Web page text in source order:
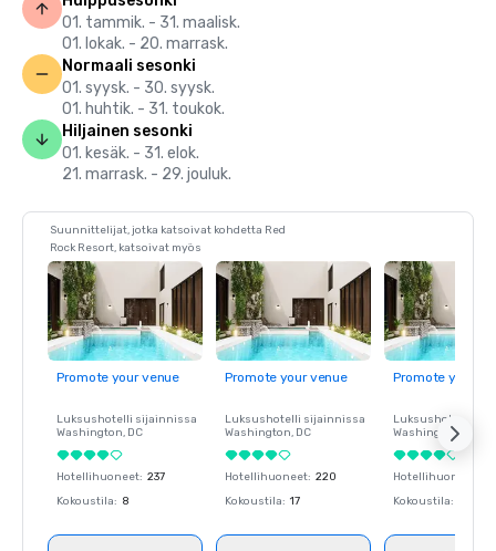
01. tammik. - 31. maalisk.
01. lokak. - 20. marrask.
Normaali sesonki
01. syysk. - 30. syysk.
01. huhtik. - 31. toukok.
Hiljainen sesonki
01. kesäk. - 31. elok.
21. marrask. - 29. jouluk.
Suunnittelijat, jotka katsoivat kohdetta Red
Rock Resort, katsoivat myös
Promote your venue
Luksushotelli sijainnissa
Washington, DC
Hotellihuoneet: 237
Kokoustila: 8
Promote your venue
Luksushotelli sijainnissa
Washington, DC
Hotellihuoneet: 220
Kokoustila: 17
Promote your
Luksushotelli
Washington
Hotellihuoneet
Kokoustila: